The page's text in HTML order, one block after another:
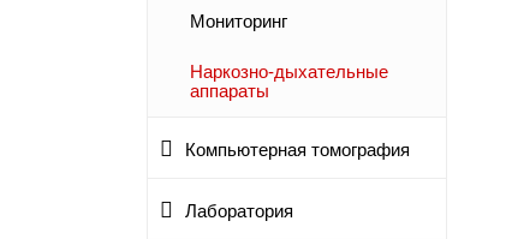
Мониторинг
Наркозно-дыхательные
аппараты
Компьютерная томография
Лаборатория